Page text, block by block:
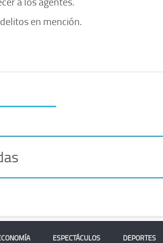
en mención.
ESPECTÁCULOS DEPORTES